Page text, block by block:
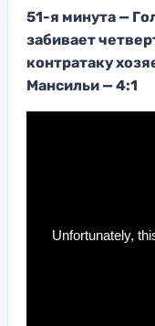
51-я минута —
забивает
контратаку
Мансильи — 4:1